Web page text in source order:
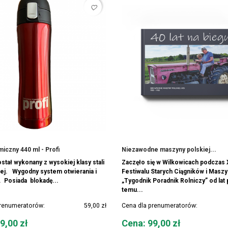
favorite_border
440 ml - Profi
wykonany z wysokiej klasy stali
Wygodny system otwierania i
Posiada blokadę...
59,00 zł
zł
Niezawodne maszyny polskiej...
Zaczęło się w Wilkowicach podczas
Festiwalu Starych Ciągników i
„Tygodnik Poradnik Rolniczy” od lat
temu...
Cena dla prenumeratorów:
Cena
Cena: 99,00 zł